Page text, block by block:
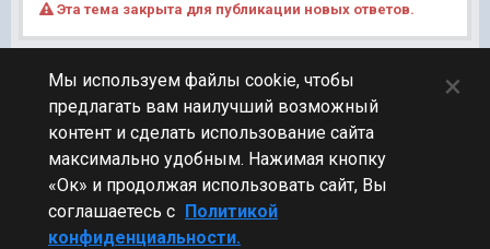
Эта тема закрыта для публикации новых ответов.
Подписчики
ПЕРЕЙТИ К СПИСКУ ТЕМ
Обсуждение Мира Кораблей
Мы используем файлы cookie, чтобы
предлагать вам наилучший возможный
контент и сделать использование сайта
максимально удобным. Нажимая кнопку
«Ок» и продолжая использовать сайт, Вы
соглашаетесь с Политикой
конфиденциальности.
×